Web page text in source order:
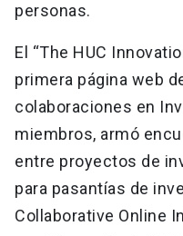
personas.
El “The HUC
primera página web
colaboraciones en
miembros, armó
entre proyectos de
para pasantías de
Collaborative Online